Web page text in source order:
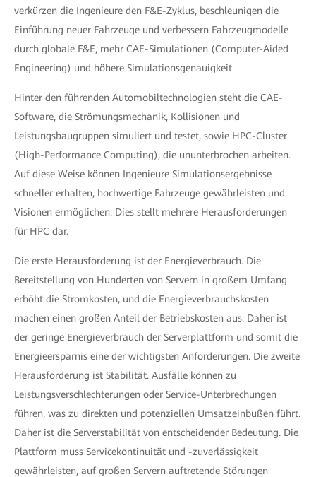
verkürzen die Ingenieure den F&E-Zyklus, beschleunigen die
Einführung neuer Fahrzeuge und verbessern Fahrzeugmodelle
durch globale F&E, mehr CAE-Simulationen (Computer-Aided
Engineering) und höhere Simulationsgenauigkeit.
Hinter den führenden Automobiltechnologien steht die CAE-
Software, die Strömungsmechanik, Kollisionen und
Leistungsbaugruppen simuliert und testet, sowie HPC-Cluster
(High-Performance Computing), die ununterbrochen arbeiten.
Auf diese Weise können Ingenieure Simulationsergebnisse
schneller erhalten, hochwertige Fahrzeuge gewährleisten und
Visionen ermöglichen. Dies stellt mehrere Herausforderungen
für HPC dar.
Die erste Herausforderung ist der Energieverbrauch. Die
Bereitstellung von Hunderten von Servern in großem Umfang
erhöht die Stromkosten, und die Energieverbrauchskosten
machen einen großen Anteil der Betriebskosten aus. Daher ist
der geringe Energieverbrauch der Serverplattform und somit die
Energieersparnis eine der wichtigsten Anforderungen. Die zweite
Herausforderung ist Stabilität. Ausfälle können zu
Leistungsverschlechterungen oder Service-Unterbrechungen
führen, was zu direkten und potenziellen Umsatzeinbußen führt.
Daher ist die Serverstabilität von entscheidender Bedeutung. Die
Plattform muss Servicekontinuität und -zuverlässigkeit
gewährleisten, auf großen Servern auftretende Störungen